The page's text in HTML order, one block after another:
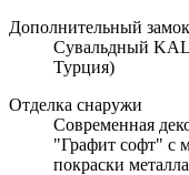
Дополнительный замок
Сувальдный
Турция)
Отделка снаружи
Современная
"Графит софт" с
покраски